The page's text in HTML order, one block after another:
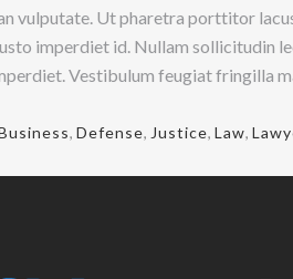
vulputate. Ut pharetra porttitor
imperdiet id. Nullam sollicitudin
Vestibulum feugiat fringilla
, Defense, Justice, Law,